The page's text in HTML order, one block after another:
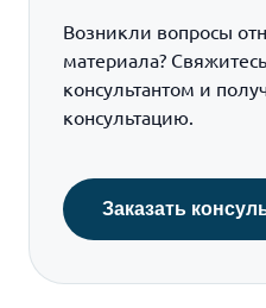
Возникли вопросы
материала?
консультантом и
консультацию.
Заказать